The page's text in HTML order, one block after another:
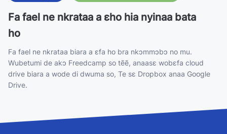
Fa fael ne nkrataa a ɛho hia nyinaa bata
ho
Fa fael ne nkrataa biara a ɛfa ho bra nkɔmmɔbɔ no mu.
Wubetumi de akɔ Freedcamp so tẽẽ, anaasɛ wobɛfa cloud
drive biara a wode di dwuma so, Te sɛ Dropbox anaa Google
Drive.